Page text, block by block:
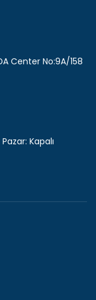
Center No:9A/158
Kapalı